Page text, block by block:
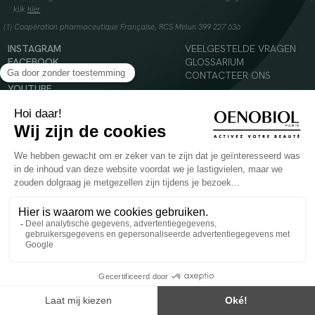
klik hier
(1) Coopération pharmaceutique Française, RCS Melun 399 227 636
INSTAGRAM
FACEBOOK
TIKTOK
YOUTUBE
VEELGESTELDE VRAGEN
GLOSSARIUM
CONTACTEER ONS
Voedingssupplement dat moet worden geconsumeerd als onderdeel van een gevarieerde,
evenwichtige voeding en een gezonde levensstijl. Aanbevolen dagelijkse dosis niet
overschrijden. Enkel voor volwassenen, buiten het bereik van kinderen houden.